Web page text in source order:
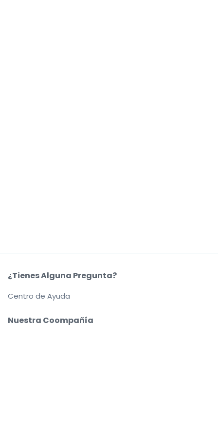
Nuestra Coompañía
¿Tienes Alguna Pregunta?
Centro de Ayuda